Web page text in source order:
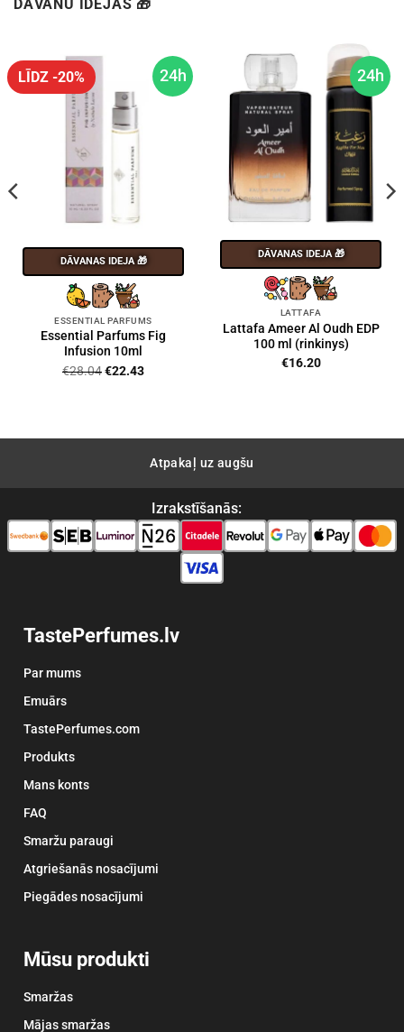
DĀVANU IDEJAS 🎁
24h
LĪDZ -20%
DĀVANAS IDEJA 🎁
ESSENTIAL PARFUMS
Essential Parfums Fig
Infusion 10ml
€28.04Original
€22.43Current
24h
DĀVANAS IDEJA 🎁
LATTAFA
Lattafa Ameer Al Oudh EDP
100 ml (rinkinys)
€16.20
Atpakaļ uz augšu
Izrakstīšanās:
TastePerfumes.lv
Par mums
Emuārs
TastePerfumes.com
Produkts
Mans konts
FAQ
Smaržu paraugi
Atgriešanās nosacījumi
Piegādes nosacījumi
Mūsu produkti
Smaržas
Mājas smaržas